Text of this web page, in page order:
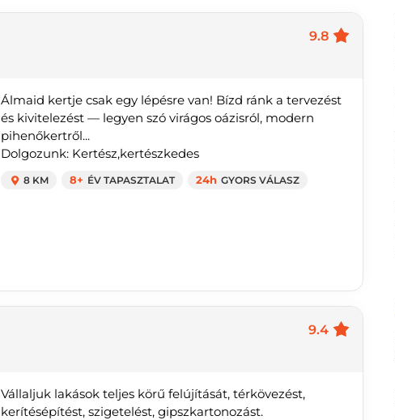
9.8
Álmaid kertje csak egy lépésre van! Bízd ránk a tervezést
és kivitelezést — legyen szó virágos oázisról, modern
pihenőkertről...
Dolgozunk: Kertész,kertészkedes
8 KM 8+ ÉV TAPASZTALAT 24h GYORS VÁLASZ
9.4
Vállaljuk lakások teljes körű felújítását, térkövezést,
kerítésépítést, szigetelést, gipszkartonozást.